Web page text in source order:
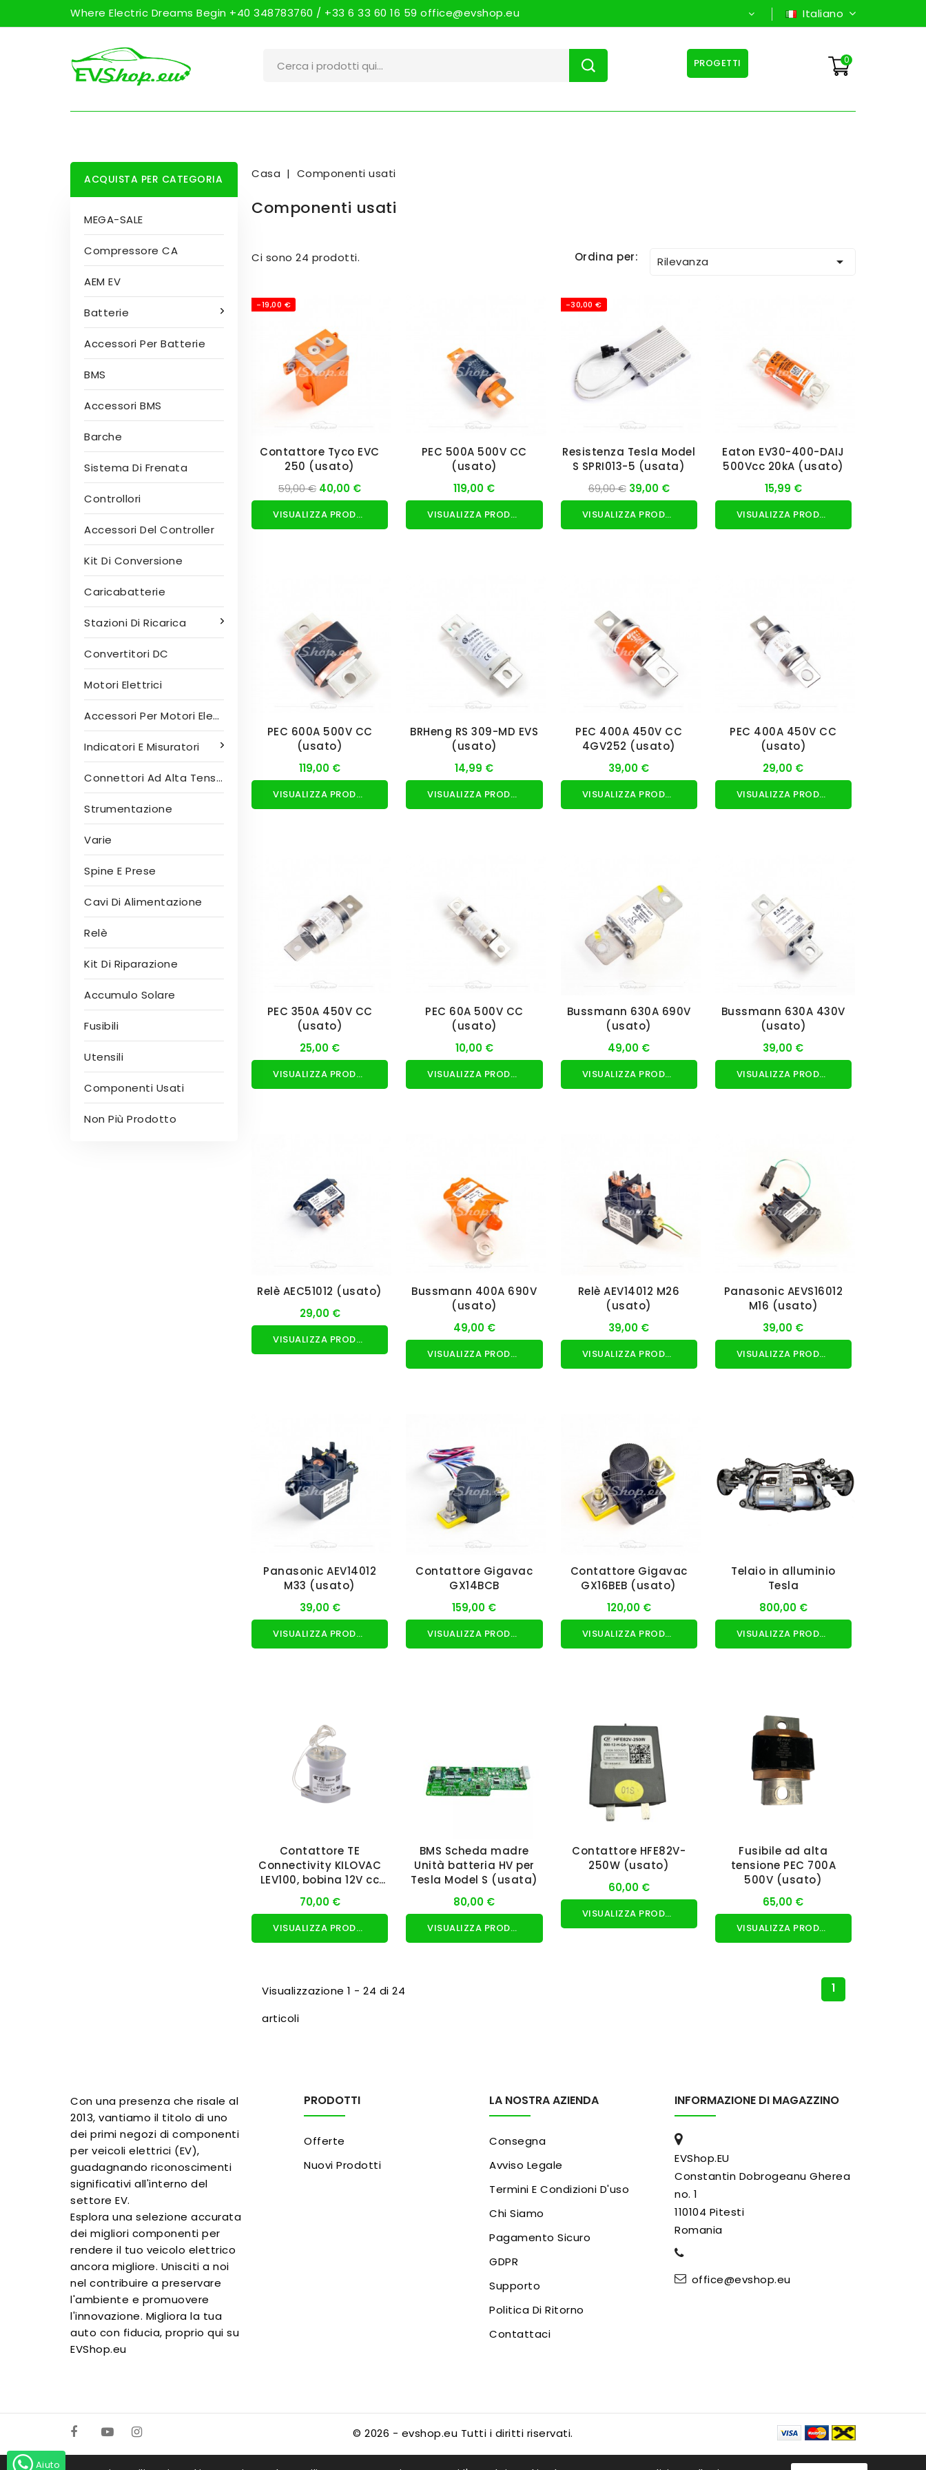
Where Electric Dreams Begin +40 348783760 / +33 6 33 60 16 59 office@evshop.eu Italiano
0
PROGETTI
ACQUISTA PER CATEGORIA
MEGA-SALE
Compressore CA
AEM EV
Batterie
Accessori Per Batterie
BMS
Accessori BMS
Barche
Sistema Di Frenata
Controllori
Accessori Del Controller
Kit Di Conversione
Caricabatterie
Stazioni Di Ricarica
Convertitori DC
Motori Elettrici
Accessori Per Motori Elettrici
Indicatori E Misuratori
Connettori Ad Alta Tensione
Strumentazione
Varie
Spine E Prese
Cavi Di Alimentazione
Relè
Kit Di Riparazione
Accumulo Solare
Fusibili
Utensili
Componenti Usati
Non Più Prodotto
Casa Componenti usati
Componenti usati
Ci sono 24 prodotti. Ordina per: Rilevanza 
-19,00 €
Contattore Tyco EVC
250 (usato)
59,00 € 40,00 €
VISUALIZZA PRODOTTO
PEC 500A 500V CC
(usato)
119,00 €
VISUALIZZA PRODOTTO
-30,00 €
Resistenza Tesla Model
S SPRI013-5 (usata)
69,00 € 39,00 €
VISUALIZZA PRODOTTO
Eaton EV30-400-DAIJ
500Vcc 20kA (usato)
15,99 €
VISUALIZZA PRODOTTO
PEC 600A 500V CC
(usato)
119,00 €
VISUALIZZA PRODOTTO
BRHeng RS 309-MD EVS
(usato)
14,99 €
VISUALIZZA PRODOTTO
PEC 400A 450V CC
4GV252 (usato)
39,00 €
VISUALIZZA PRODOTTO
PEC 400A 450V CC
(usato)
29,00 €
VISUALIZZA PRODOTTO
PEC 350A 450V CC
(usato)
25,00 €
VISUALIZZA PRODOTTO
PEC 60A 500V CC
(usato)
10,00 €
VISUALIZZA PRODOTTO
Bussmann 630A 690V
(usato)
49,00 €
VISUALIZZA PRODOTTO
Bussmann 630A 430V
(usato)
39,00 €
VISUALIZZA PRODOTTO
Relè AEC51012 (usato)
29,00 €
VISUALIZZA PRODOTTO
Bussmann 400A 690V
(usato)
49,00 €
VISUALIZZA PRODOTTO
Relè AEV14012 M26
(usato)
39,00 €
VISUALIZZA PRODOTTO
Panasonic AEVS16012
M16 (usato)
39,00 €
VISUALIZZA PRODOTTO
Panasonic AEV14012
M33 (usato)
39,00 €
VISUALIZZA PRODOTTO
Contattore Gigavac
GX14BCB
159,00 €
VISUALIZZA PRODOTTO
Contattore Gigavac
GX16BEB (usato)
120,00 €
VISUALIZZA PRODOTTO
Telaio in alluminio
Tesla
800,00 €
VISUALIZZA PRODOTTO
Contattore TE
Connectivity KILOVAC
LEV100, bobina 12V cc
(usato)
70,00 €
VISUALIZZA PRODOTTO
BMS Scheda madre
Unità batteria HV per
Tesla Model S (usata)
80,00 €
VISUALIZZA PRODOTTO
Contattore HFE82V-
250W (usato)
60,00 €
VISUALIZZA PRODOTTO
Fusibile ad alta
tensione PEC 700A
500V (usato)
65,00 €
VISUALIZZA PRODOTTO
Visualizzazione 1 - 24 di 24
articoli
1
Con una presenza che risale al
2013, vantiamo il titolo di uno
dei primi negozi di componenti
per veicoli elettrici (EV),
guadagnando riconoscimenti
significativi all'interno del
settore EV.
Esplora una selezione accurata
dei migliori componenti per
rendere il tuo veicolo elettrico
ancora migliore. Unisciti a noi
nel contribuire a preservare
l'ambiente e promuovere
l'innovazione. Migliora la tua
auto con fiducia, proprio qui su
EVShop.eu
PRODOTTI
Offerte
Nuovi Prodotti
LA NOSTRA AZIENDA
Consegna
Avviso Legale
Termini E Condizioni D'uso
Chi Siamo
Pagamento Sicuro
GDPR
Supporto
Politica Di Ritorno
Contattaci
INFORMAZIONE DI MAGAZZINO
EVShop.EU
Constantin Dobrogeanu Gherea
no. 1
110104 Pitesti
Romania
office@evshop.eu
© 2026 - evshop.eu Tutti i diritti riservati.
Aiuto